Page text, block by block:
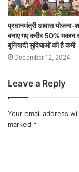
प्रधानमंत्री आवास योजना-
बनाए गए करीब 50% मकान
बुनियादी सुविधाओं की है कमी
December 12, 2024
Leave a Reply
Your email address
marked *